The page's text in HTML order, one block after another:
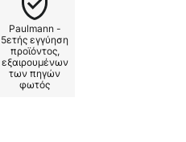
Paulmann -
5ετής εγγύηση
προϊόντος,
εξαιρουμένων
των πηγών
φωτός